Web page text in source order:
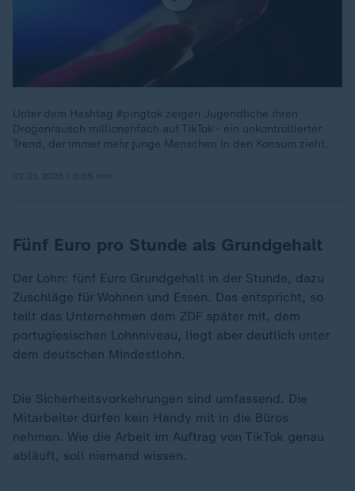
Unter dem Hashtag #pingtok zeigen Jugendliche ihren
Drogenrausch millionenfach auf TikTok - ein unkontrollierter
Trend, der immer mehr junge Menschen in den Konsum zieht.
Fünf Euro pro Stunde als Grundgehalt
Der Lohn: fünf Euro Grundgehalt in der Stunde, dazu
Zuschläge für Wohnen und Essen. Das entspricht, so
teilt das Unternehmen dem ZDF später mit, dem
portugiesischen Lohnniveau, liegt aber deutlich unter
dem deutschen Mindestlohn.
Die Sicherheitsvorkehrungen sind umfassend. Die
Mitarbeiter dürfen kein Handy mit in die Büros
nehmen. Wie die Arbeit im Auftrag von TikTok genau
abläuft, soll niemand wissen.